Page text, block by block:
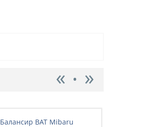
Балансир BAT Mibaru